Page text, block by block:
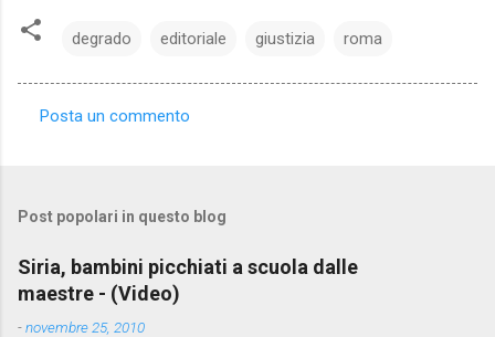
degrado editoriale giustizia roma
e
n
t
Posta un commento
Post popolari in questo blog
Siria, bambini picchiati a scuola dalle
maestre - (Video)
-novembre 25, 2010